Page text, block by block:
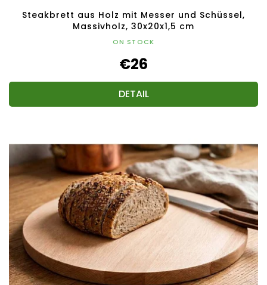
Steakbrett aus Holz mit Messer und Schüssel,
Massivholz, 30x20x1,5 cm
ON STOCK
€26
DETAIL